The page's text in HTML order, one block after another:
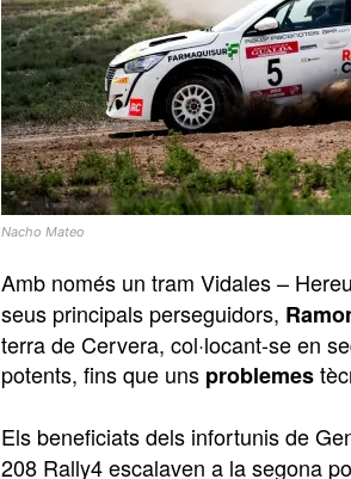
Nacho Mateo
Amb només un tram Vidales –
seus principals perseguidors,
terra de Cervera, col·locant-se en
potents, fins que uns problemes
Els beneficiats dels infortunis de
208 Rally4 escalaven a la segona